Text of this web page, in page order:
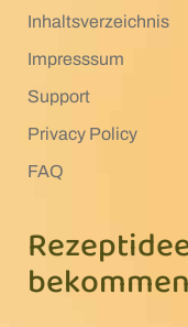
Inhaltsverzeichnis
Impresssum
Support
Privacy Policy
FAQ
bekommen